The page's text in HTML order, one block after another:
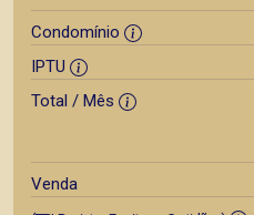
Condomínio
IPTU
Total / Mês
Venda